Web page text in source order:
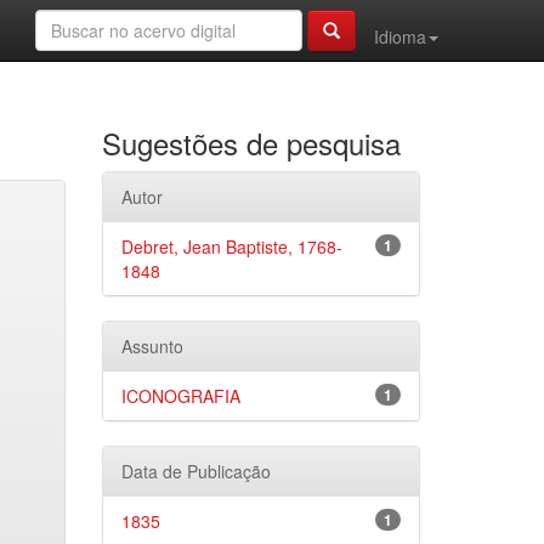
Idioma
Sugestões de pesquisa
Autor
1
Debret, Jean Baptiste, 1768-
1848
Assunto
1
ICONOGRAFIA
Data de Publicação
1
1835